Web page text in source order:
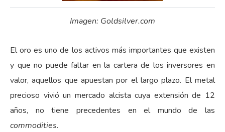
Imagen: Goldsilver.com
El oro es uno de los activos más importantes que existen
y que no puede faltar en la cartera de los inversores en
valor, aquellos que apuestan por el largo plazo. El metal
precioso vivió un mercado alcista cuya extensión de 12
años, no tiene precedentes en el mundo de las
commodities.